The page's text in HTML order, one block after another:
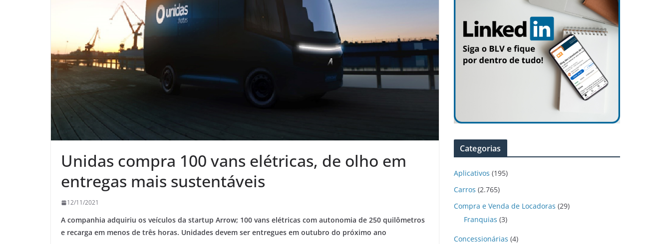
Unidas compra 100 vans elétricas, de olho em
entregas mais sustentáveis
12/11/2021
A companhia adquiriu os veículos da startup Arrow; 100 vans elétricas com autonomia de 250 quilômetros
e recarga em menos de três horas. Unidades devem ser entregues em outubro do próximo ano
Categorias
Aplicativos (195)
Carros (2.765)
Compra e Venda de Locadoras (29)
Franquias (3)
Concessionárias (4)